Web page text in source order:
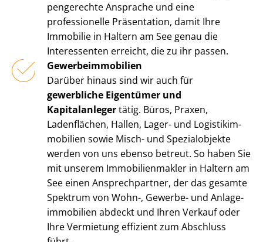
pen­ge­rech­te Ansprache und eine
professionelle Präsentation, damit Ihre
Immobilie in Haltern am See genau die
Interessenten erreicht, die zu ihr passen.
Ge­wer­be­im­mo­bi­li­en
Darüber hinaus sind wir auch für
gewerbliche Eigentümer und
Kapitalanlegertätig. Büros, Praxen,
Ladenflächen, Hallen, Lager- und Lo­gis­tik­im­
mo­bi­li­en sowie Misch- und Spezialobjekte
werden von uns ebenso betreut. So haben Sie
mit unserem Im­mo­bi­li­en­mak­ler in Haltern am
See einen Ansprechpartner, der das gesamte
Spektrum von Wohn-, Gewerbe- und An­la­ge­
im­mo­bi­li­en abdeckt und Ihren Verkauf oder
Ihre Vermietung effizient zum Abschluss